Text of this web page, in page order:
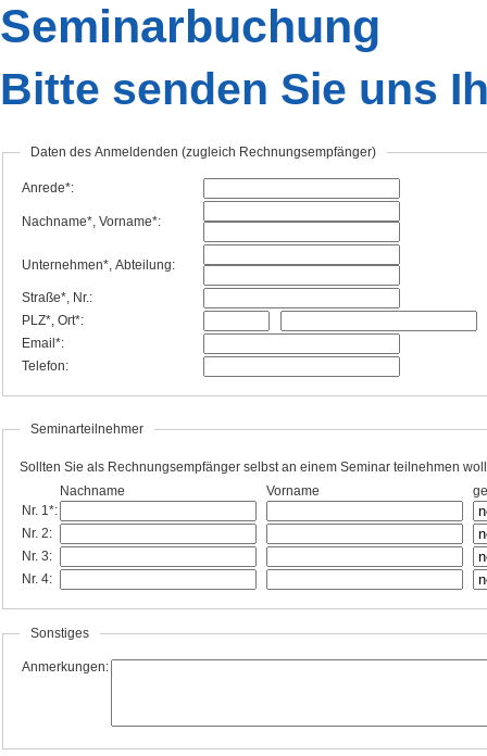
Seminarbuchung
Bitte senden Sie uns
Daten des Anmeldenden (zugleich Rechnungsempfänger)
Anrede*:
Nachname*, Vorname*:
Unternehmen*, Abteilung:
Straße*, Nr.:
PLZ*, Ort*:
Email*:
Telefon:
Seminarteilnehmer
Sollten Sie als Rechnungsempfänger selbst an einem Seminar teilnehmen
Nachname
Vorname
Nr. 1*:
Nr. 2:
Nr. 3:
Nr. 4:
Sonstiges
Anmerkungen: